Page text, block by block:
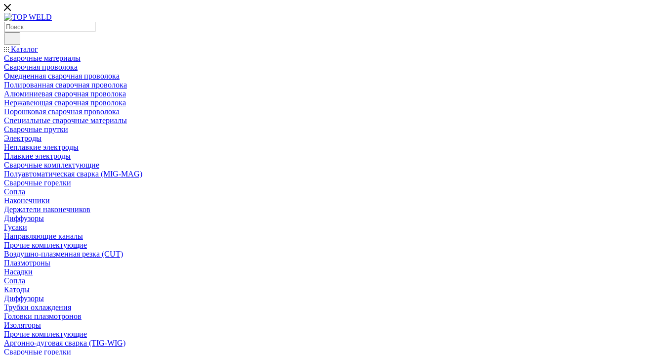
Каталог
Сварочные материалы
Сварочная проволока
Омедненная сварочная проволока
Полированная сварочная проволока
Алюминиевая сварочная проволока
Нержавеющая сварочная проволока
Порошковая сварочная проволока
Специальные сварочные материалы
Сварочные прутки
Электроды
Неплавкие электроды
Плавкие электроды
Сварочные комплектующие
Полуавтоматическая сварка (MIG-MAG)
Сварочные горелки
Сопла
Наконечники
Держатели наконечников
Диффузоры
Гусаки
Направляющие каналы
Прочие комплектующие
Воздушно-плазменная резка (CUT)
Плазмотроны
Насадки
Сопла
Катоды
Диффузоры
Трубки охлаждения
Головки плазмотронов
Изоляторы
Прочие комплектующие
Аргонно-дуговая сварка (TIG-WIG)
Сварочные горелки